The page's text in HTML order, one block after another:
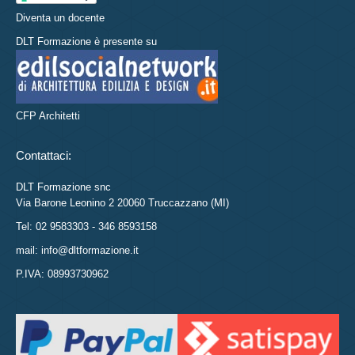
Diventa un docente
DLT Formazione è presente su
CFP Architetti
Contattaci:
DLT Formazione snc
Via Barone Leonino 2 20060 Truccazzano (MI)
Tel: 02 9583303 - 346 8593158
mail: info@dltformazione.it
P.IVA: 08993730962